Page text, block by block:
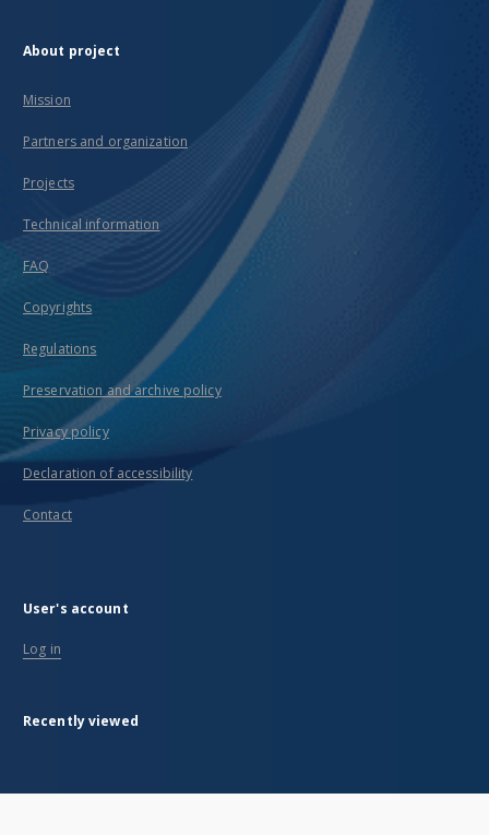
About project
Mission
Partners and organization
Projects
Technical information
FAQ
Copyrights
Regulations
Preservation and archive policy
Privacy policy
Declaration of accessibility
Contact
User's account
Log in
Recently viewed